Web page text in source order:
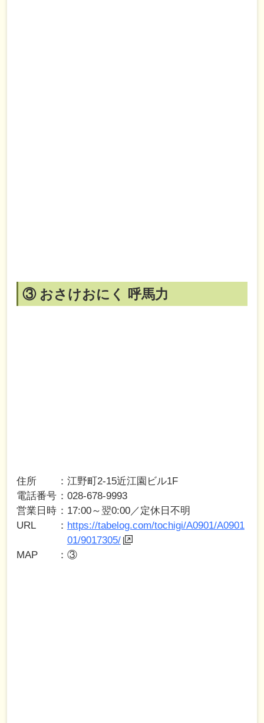
③ おさけおにく 呼馬力
住所
江野町2-15近江園ビル1F
電話番号
028-678-9993
営業日時
17:00～翌0:00／定休日不明
URL
https://tabelog.com/tochigi/A0901/A0901
01/9017305/
MAP
③